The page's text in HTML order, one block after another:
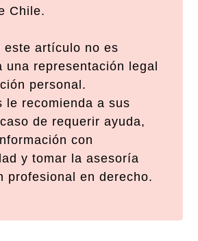
Chile.
este artículo no es
una representación legal
personal.
le recomienda a sus
de requerir ayuda,
con
y tomar la asesoría
profesional en derecho.